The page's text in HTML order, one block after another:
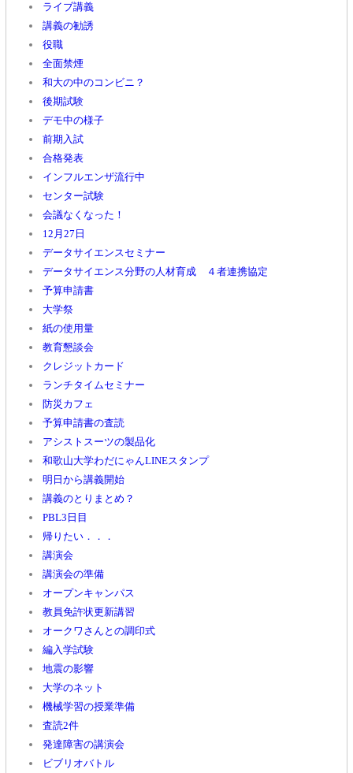
ライブ講義
講義の勧誘
役職
全面禁煙
和大の中のコンビニ？
後期試験
デモ中の様子
前期入試
合格発表
インフルエンザ流行中
センター試験
会議なくなった！
12月27日
データサイエンスセミナー
データサイエンス分野の人材育成 ４者連携協定
予算申請書
大学祭
紙の使用量
教育懇談会
クレジットカード
ランチタイムセミナー
防災カフェ
予算申請書の査読
アシストスーツの製品化
和歌山大学わだにゃんLINEスタンプ
明日から講義開始
講義のとりまとめ？
PBL3日目
帰りたい．．．
講演会
講演会の準備
オープンキャンパス
教員免許状更新講習
オークワさんとの調印式
編入学試験
地震の影響
大学のネット
機械学習の授業準備
査読2件
発達障害の講演会
ビブリオバトル